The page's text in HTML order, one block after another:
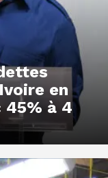
en
à 4